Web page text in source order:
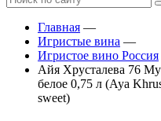
Главная —
Игристые вина —
Игристое вино Россия
Айя Хрусталева 76
белое 0,75 л (Aya
sweet)